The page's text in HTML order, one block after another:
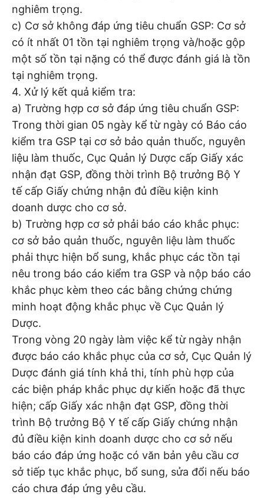
nghiêm trọng.
c) Cơ sở không đáp ứng tiêu chuẩn GSP: Cơ sở
có ít nhất 01 tồn tại nghiêm trọng và/hoặc gộp
một số tồn tại nặng có thể được đánh giá là tồn
tại nghiêm trọng.
4. Xử lý kết quả kiểm tra:
a) Trường hợp cơ sở đáp ứng tiêu chuẩn GSP:
Trong thời gian 05 ngày kể từ ngày có Báo cáo
kiểm tra GSP tại cơ sở bảo quản thuốc, nguyên
liệu làm thuốc, Cục Quản lý Dược cấp Giấy xác
nhận đạt GSP, đồng thời trình Bộ trưởng Bộ Y
tế cấp Giấy chứng nhận đủ điều kiện kinh
doanh dược cho cơ sở.
b) Trường hợp cơ sở phải báo cáo khắc phục:
cơ sở bảo quản thuốc, nguyên liệu làm thuốc
phải thực hiện bổ sung, khắc phục các tồn tại
nêu trong báo cáo kiểm tra GSP và nộp báo cáo
khắc phục kèm theo các bằng chứng chứng
minh hoạt động khắc phục về Cục Quản lý
Dược.
Trong vòng 20 ngày làm việc kể từ ngày nhận
được báo cáo khắc phục của cơ sở, Cục Quản lý
Dược đánh giá tính khả thi, tính phù hợp của
các biện pháp khắc phục dự kiến hoặc đã thực
hiện; cấp Giấy xác nhận đạt GSP, đồng thời
trình Bộ trưởng Bộ Y tế cấp Giấy chứng nhận
đủ điều kiện kinh doanh dược cho cơ sở nếu
báo cáo đáp ứng hoặc có văn bản yêu cầu cơ
sở tiếp tục khắc phục, bổ sung, sửa đổi nếu báo
cáo chưa đáp ứng yêu cầu.